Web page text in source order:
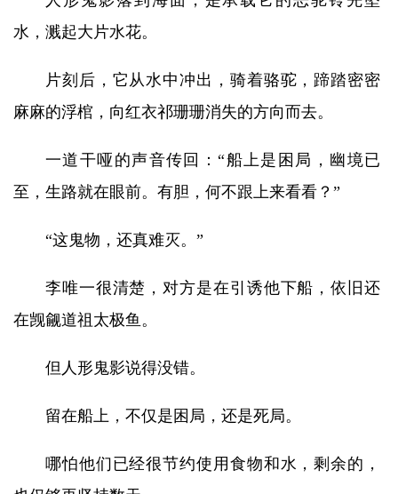
水，溅起大片水花。
片刻后，它从水中冲出，骑着骆驼，蹄踏密密
麻麻的浮棺，向红衣祁珊珊消失的方向而去。
一道干哑的声音传回：“船上是困局，幽境已
至，生路就在眼前。有胆，何不跟上来看看？”
“这鬼物，还真难灭。”
李唯一很清楚，对方是在引诱他下船，依旧还
在觊觎道祖太极鱼。
但人形鬼影说得没错。
留在船上，不仅是困局，还是死局。
哪怕他们已经很节约使用食物和水，剩余的，